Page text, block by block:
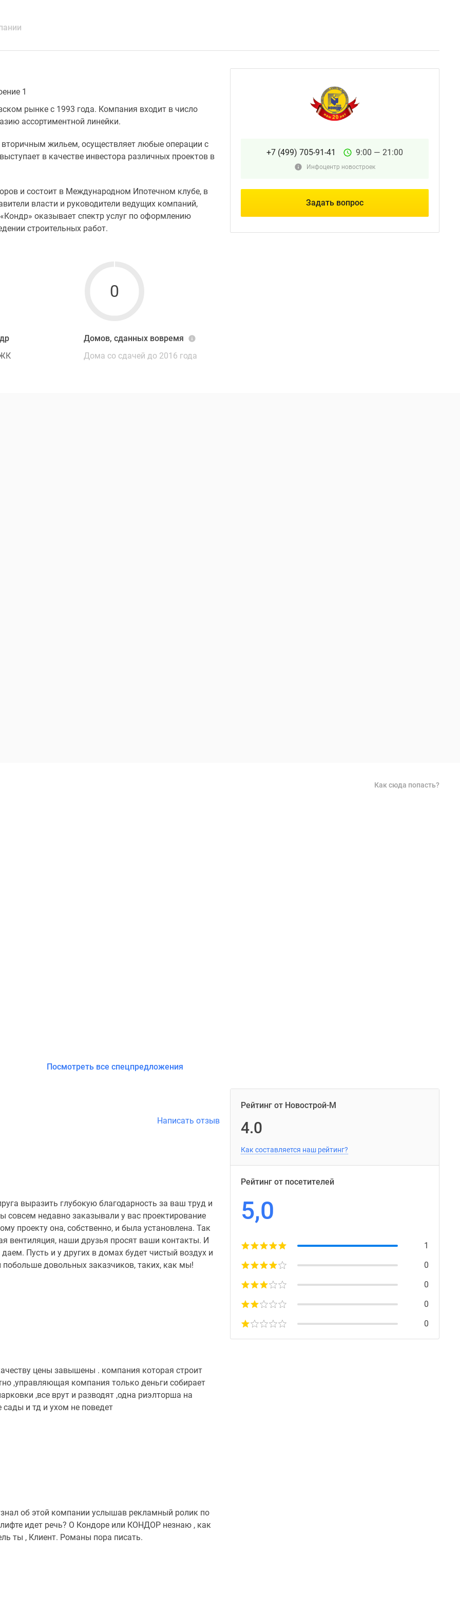
1
рынке с 1993 года. Компания входит в число
ассортиментной линейки.
вторичным жильем, осуществляет любые операции с
в качестве инвестора различных проектов в
и состоит в Международном Ипотечном клубе, в
власти и руководители ведущих компаний,
оказывает спектр услуг по оформлению
строительных работ.
0
Домов, сданных вовремя
Дома со сдачей до 2016 года
+7 (499) 705-91-41 9:00 — 21:00
Инфоцентр новостроек
Задать вопрос
Как сюда попасть?
Посмотреть все спецпредложения
Написать отзыв
выразить глубокую благодарность за ваш труд и
недавно заказывали у вас проектирование
проекту она, собственно, и была установлена. Так
вентиляция, наши друзья просят ваши контакты. И
Пусть и у других в домах будет чистый воздух и
довольных заказчиков, таких, как мы!
цены завышены . компания которая строит
,управляющая компания только деньги собирает
,все врут и разводят ,одна риэлторша на
сады и тд и ухом не поведет
об этой компании услышав рекламный ролик по
идет речь? О Кондоре или КОНДОР незнаю , как
ты , Клиент. Романы пора писать.
Рейтинг от Новострой-М
4.0
Как составляется наш рейтинг?
Рейтинг от посетителей
5,0
1
0
0
0
0